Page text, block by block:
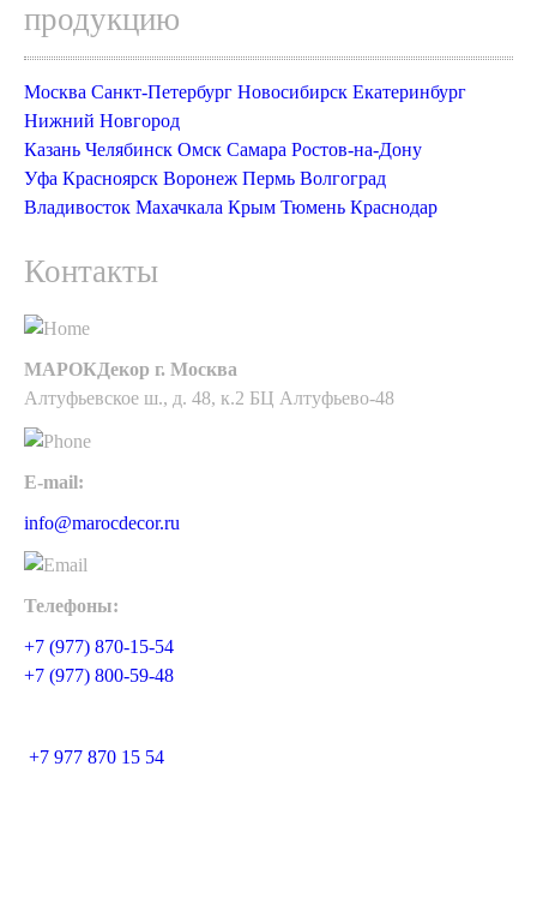
продукцию
Москва Санкт-Петербург Новосибирск Екатеринбург
Нижний Новгород
Казань Челябинск Омск Самара Ростов-на-Дону
Уфа Красноярск Воронеж Пермь Волгоград
Владивосток Махачкала Крым Тюмень Краснодар
Контакты
МАРОКДекор г. Москва
Алтуфьевское ш., д. 48, к.2 БЦ Алтуфьево-48
E-mail:
info@marocdecor.ru
Телефоны:
+7 (977) 870-15-54
+7 (977) 800-59-48
+7 977 870 15 54